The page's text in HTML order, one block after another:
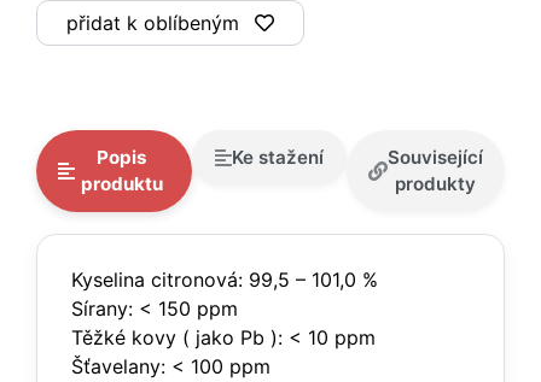
přidat k oblíbeným
Popis
produktu
Ke stažení
Související
produkty
Kyselina citronová: 99,5 – 101,0 %
Sírany: < 150 ppm
Těžké kovy ( jako Pb ): < 10 ppm
Šťavelany: < 100 ppm